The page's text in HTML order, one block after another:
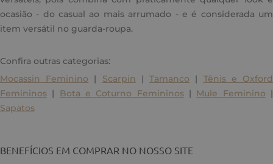
ocasião - do casual ao mais arrumado - e é considerada um
item versátil no guarda-roupa.
Confira outras categorias:
Mocassin Feminino | Scarpin |Tamanco | Tênis e Oxford
Femininos | Bota e Coturno Femininos| Mule Feminino |
Sapatos
BENEFÍCIOS EM COMPRAR NO NOSSO SITE